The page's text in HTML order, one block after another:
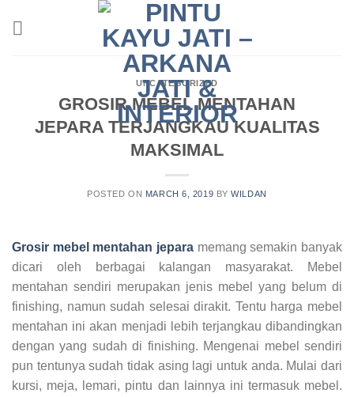
UNCATEGORIZED
GROSIR MEBEL MENTAHAN
JEPARA TERJANGKAU KUALITAS
MAKSIMAL
POSTED ON MARCH 6, 2019 BYWILDAN
Grosir mebel mentahan jepara memang semakin banyak
dicari oleh berbagai kalangan masyarakat. Mebel
mentahan sendiri merupakan jenis mebel yang belum di
finishing, namun sudah selesai dirakit. Tentu harga mebel
mentahan ini akan menjadi lebih terjangkau dibandingkan
dengan yang sudah di finishing. Mengenai mebel sendiri
pun tentunya sudah tidak asing lagi untuk anda. Mulai dari
kursi, meja, lemari, pintu dan lainnya ini termasuk mebel.